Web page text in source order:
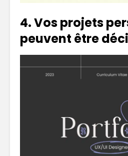
4. Vos projets
peuvent être